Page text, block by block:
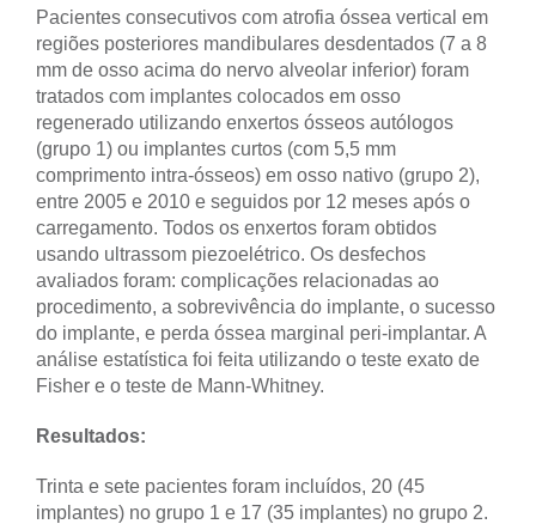
Pacientes consecutivos com atrofia óssea vertical em
regiões posteriores mandibulares desdentados (7 a 8
mm de osso acima do nervo alveolar inferior) foram
tratados com implantes colocados em osso
regenerado utilizando enxertos ósseos autólogos
(grupo 1) ou implantes curtos (com 5,5 mm
comprimento intra-ósseos) em osso nativo (grupo 2),
entre 2005 e 2010 e seguidos por 12 meses após o
carregamento. Todos os enxertos foram obtidos
usando ultrassom piezoelétrico. Os desfechos
avaliados foram: complicações relacionadas ao
procedimento, a sobrevivência do implante, o sucesso
do implante, e perda óssea marginal peri-implantar. A
análise estatística foi feita utilizando o teste exato de
Fisher e o teste de Mann-Whitney.
Resultados:
Trinta e sete pacientes foram incluídos, 20 (45
implantes) no grupo 1 e 17 (35 implantes) no grupo 2.